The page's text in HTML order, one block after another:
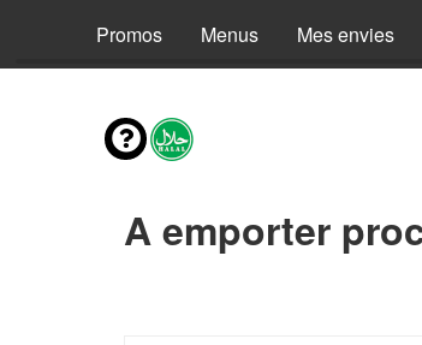
Promos Menus Mes envies
A emporter